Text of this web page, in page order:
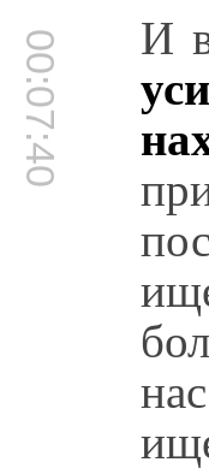
00:07:40 И